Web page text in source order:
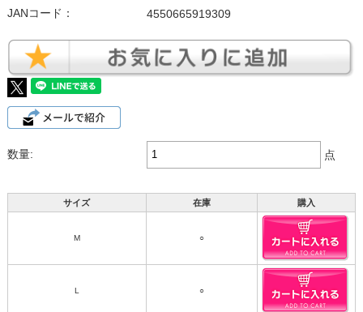
JANコード：
4550665919309
数量: 点
サイズ 在庫 購入
M ○
L ○